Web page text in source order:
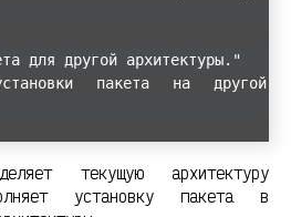
для другой архитектуры."
пакета на другой
текущую архитектуру
установку пакета в